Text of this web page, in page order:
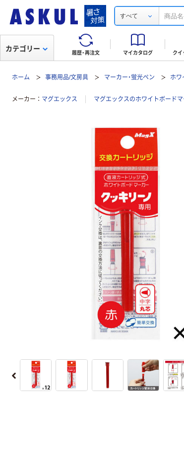
すべて
履歴・再注文 マイカタログ クイ
カテゴリー
ホーム 事務用品/文房具 マーカー・蛍光ペン ホワ
メーカー マグエックス マグエックスのホワイトボード